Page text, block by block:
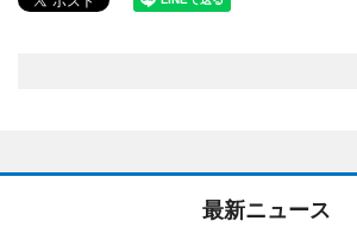
最新ニュース